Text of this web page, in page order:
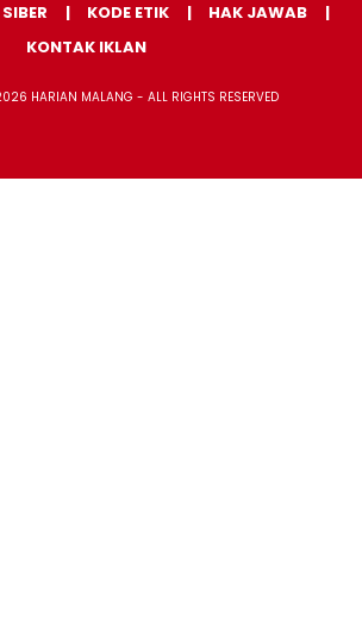
KODE ETIK
HAK JAWAB
KONTAK IKLAN
HARIAN MALANG - ALL RIGHTS RESERVED